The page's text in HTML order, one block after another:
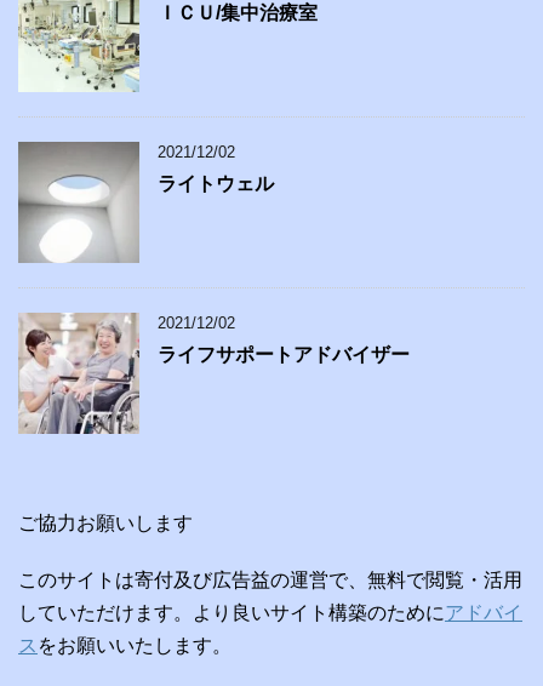
ＩＣＵ/集中治療室
2021/12/02
ライトウェル
2021/12/02
ライフサポートアドバイザー
ご協力お願いします
このサイトは寄付及び広告益の運営で、無料で閲覧・活用
していただけます。より良いサイト構築のためにアドバイ
ス をお願いいたします。